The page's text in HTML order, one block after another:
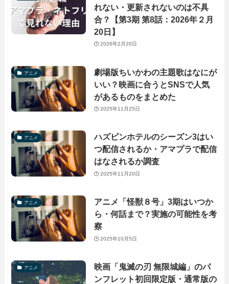
れない・更新されないのは不具
合？【第3期 第8話：2026年２月
20日】
2026年2月20日
アニメ
劇場版ちいかわの主題歌はなにが
いい？映画に合うとSNSで人気
があるものをまとめた
2025年11月25日
アニメ
ハズビンホテルのシーズン3はい
つ配信されるか・アマプラで配信
はなされるか調査
2025年11月20日
アニメ
アニメ「怪獣８号」3期はいつか
ら・何話まで？実施の可能性を考
察
2025年10月5日
アニメ
映画「鬼滅の刃 無限城編」のパ
ンフレット初回限定版・通常版の